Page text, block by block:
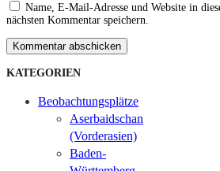
Name, E-Mail-Adresse und Website in
nächsten Kommentar speichern.
Kommentar abschicken
KATEGORIEN
Beobachtungsplätze
Aserbaidschan
(Vorderasien)
Baden-